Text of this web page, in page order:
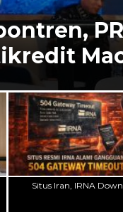
Situs Iran, IRNA Down